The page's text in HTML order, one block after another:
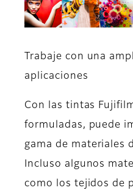
Trabaje con una
aplicaciones
Con las tintas
formuladas, puede
gama de materiales
Incluso algunos
como los tejidos de